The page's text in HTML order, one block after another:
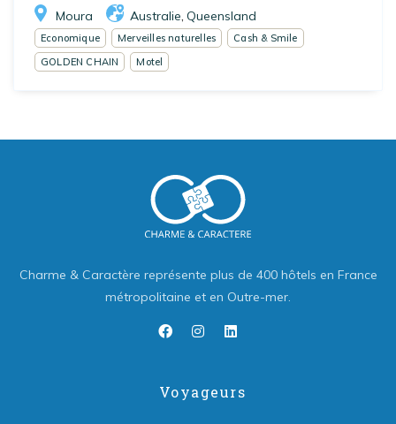
Moura Australie Queensland
Economique Merveilles naturelles
Cash & Smile
GOLDEN CHAIN
Motel
Charme & Caractère représente plus de 400 hôtels en France
métropolitaine et en Outre-mer.
Voyageurs